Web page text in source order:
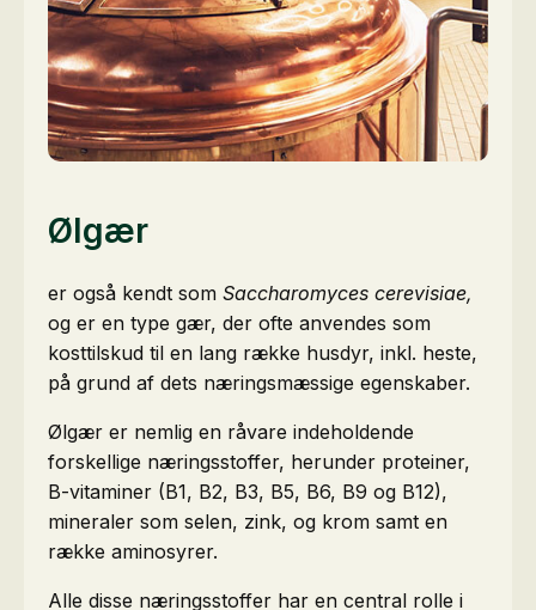
Ølgær
er også kendt som Saccharomyces cerevisiae,
og er en type gær, der ofte anvendes som
kosttilskud til en lang række husdyr, inkl. heste,
på grund af dets næringsmæssige egenskaber.
Ølgær er nemlig en råvare indeholdende
forskellige næringsstoffer, herunder proteiner,
B-vitaminer (B1, B2, B3, B5, B6, B9 og B12),
mineraler som selen, zink, og krom samt en
række aminosyrer.
Alle disse næringsstoffer har en central rolle i